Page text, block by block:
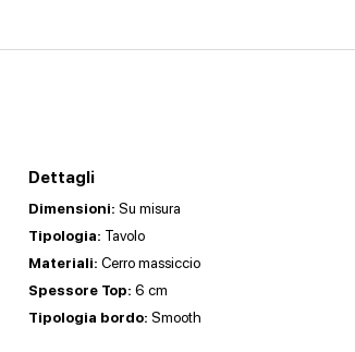
Dettagli
Dimensioni: Su misura
Tipologia: Tavolo
Materiali: Cerro massiccio
Spessore Top: 6 cm
Tipologia bordo: Smooth